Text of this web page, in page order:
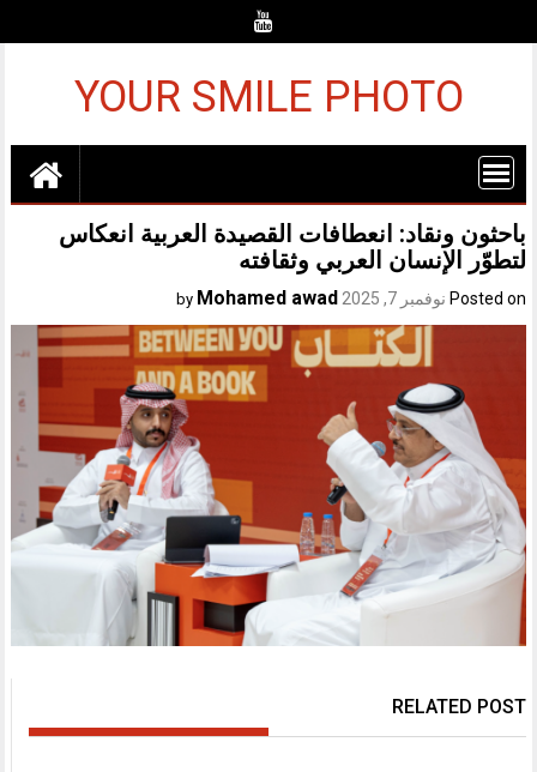
YOUR SMILE PHOTO
باحثون ونقاد: انعطافات القصيدة العربية انعكاس
لتطوّر الإنسان العربي وثقافته
Posted on نوفمبر 7, 2025 Mohamed awad
RELATED POST